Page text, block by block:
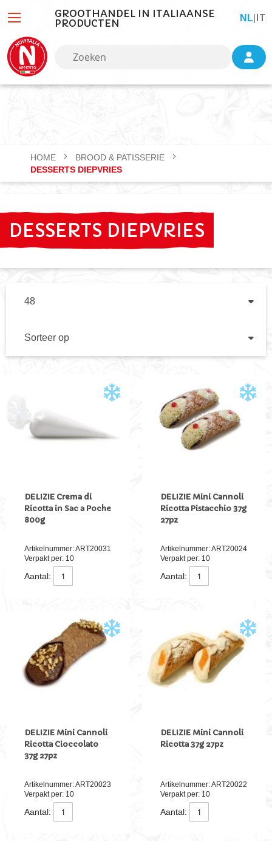
GROOTHANDEL IN ITALIAANSE
PRODUCTEN
TAALNL IT
HOME
BROOD & PATISSERIE
DESSERTS DIEPVRIES
DESSERTS DIEPVRIES
OP
DELIZIE Crema di
Ricotta in Sac a Poche
800g
Artikelnummer: ART20031
Verpakt per: 10
Aantal:
DELIZIE Mini Cannoli
Ricotta Pistacchio 37g
27pz
Artikelnummer: ART20024
Verpakt per: 10
Aantal:
DELIZIE Mini Cannoli
Ricotta Cioccolato
37g 27pz
Artikelnummer: ART20023
Verpakt per: 10
Aantal:
DELIZIE Mini Cannoli
Ricotta 37g 27pz
Artikelnummer: ART20022
Verpakt per: 10
Aantal: